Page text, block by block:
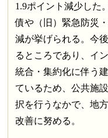
1.9ポイント減少した
債や（旧）緊急防災
減が挙げられる。今
るところであり、イ
統合・集約化に伴う
ているため、公共施
択を行うなかで、地
改善に努める。